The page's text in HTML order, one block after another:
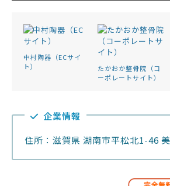
中村陶器（ECサイ
ト）
たかおか整骨院（コ
ーポレートサイト）
企業情報
住所：滋賀県 湖南市平松北1-46